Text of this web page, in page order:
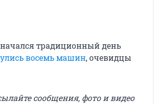
начался традиционный день
восемь машин, очевидцы
сообщения, фото и видео